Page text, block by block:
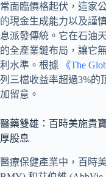
常面臨價格起伏，這家
的現金生成能力以及謹
息派發傳統。它在石油
的全產業鏈布局，讓它
利水準。根據
《The
列三檔收益率超過3%的
加留意。
醫藥雙雄：百時美施貴
厚股息
醫療保健產業中，百時